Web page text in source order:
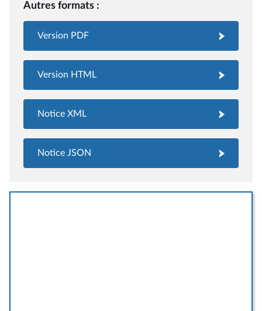
Autres formats :
Version PDF
Version HTML
Notice XML
Notice JSON